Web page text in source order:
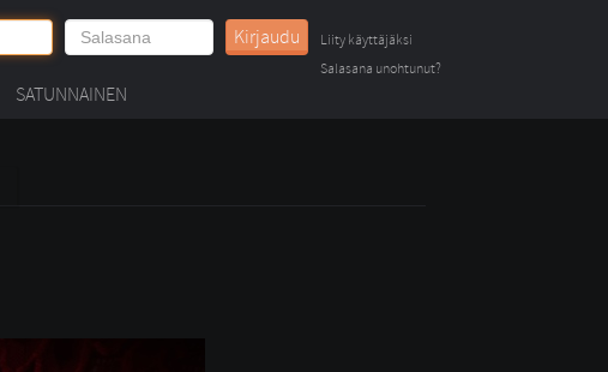
Kirjaudu
Liity käyttäjäksi
Salasana unohtunut?
SATUNNAINEN